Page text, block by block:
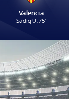
Valencia
Sadiq U. 75'